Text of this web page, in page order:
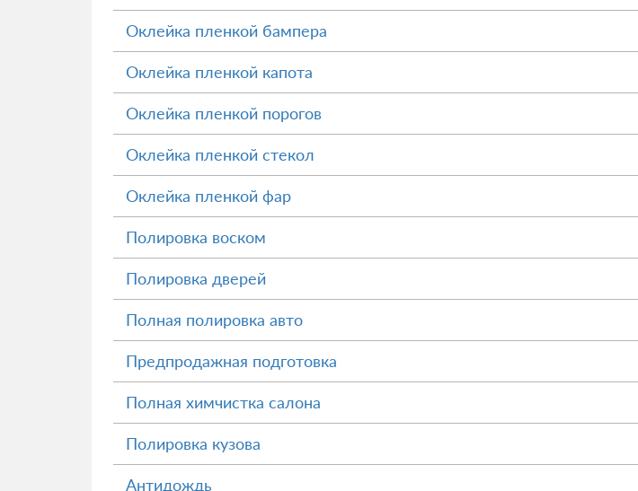
Оклейка пленкой бампера
Оклейка пленкой капота
Оклейка пленкой порогов
Оклейка пленкой стекол
Оклейка пленкой фар
Полировка воском
Полировка дверей
Полная полировка авто
Предпродажная подготовка
Полная химчистка салона
Полировка кузова
Антидождь